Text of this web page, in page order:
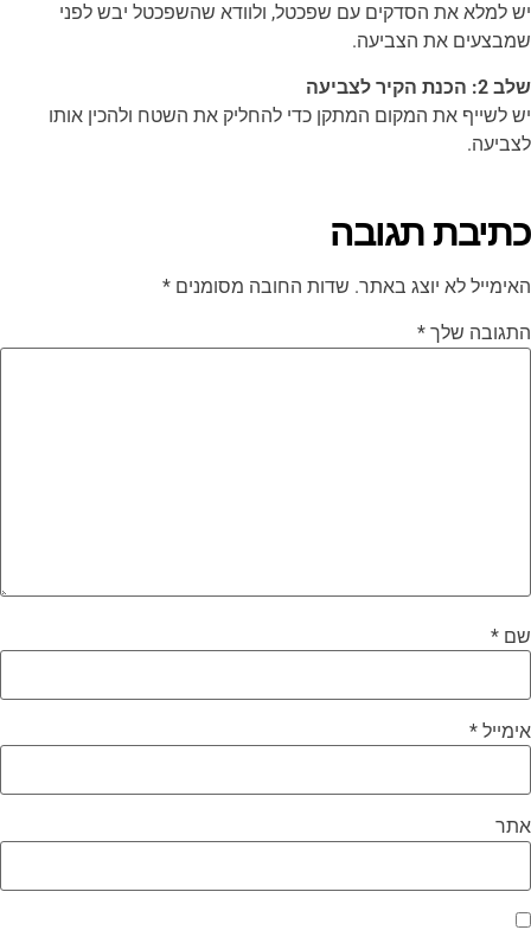
יש למלא את הסדקים עם שפכטל, ולוודא שהשפכטל יבש לפני
שמבצעים את הצביעה.
שלב 2: הכנת הקיר לצביעה
יש לשייף את המקום המתקן כדי להחליק את השטח ולהכין אותו
לצביעה.
כתיבת תגובה
האימייל לא יוצג באתר. שדות החובה מסומנים *
התגובה שלך *
שם *
אימייל *
אתר